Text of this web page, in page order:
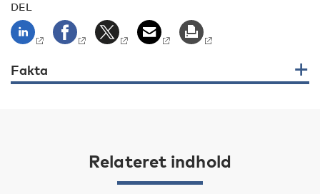
DEL
Fakta
Relateret indhold